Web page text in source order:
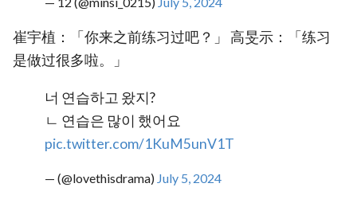
崔宇植：「你来之前练习过吧？」 高旻示：「练习
是做过很多啦。」
너 연습하고 왔지?
ㄴ 연습은 많이 했어요
pic.twitter.com/1KuM5unV1T
— (@lovethisdrama) July 5, 2024